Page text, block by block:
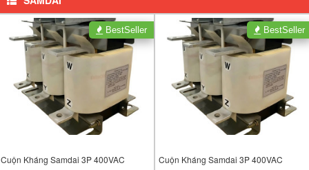
Cuộn Kháng Samdai 3P 400VAC
BestSeller
Cuộn Kháng Samdai 3P 400VAC
BestSeller